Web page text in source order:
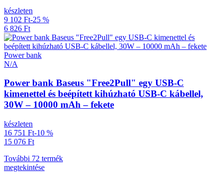
készleten
9 102 Ft-25 %
6 826 Ft
Power bank
N/A
Power bank Baseus "Free2Pull" egy USB-C
kimenettel és beépített kihúzható USB-C kábellel,
30W – 10000 mAh – fekete
készleten
16 751 Ft-10 %
15 076 Ft
További 72 termék
megtekintése